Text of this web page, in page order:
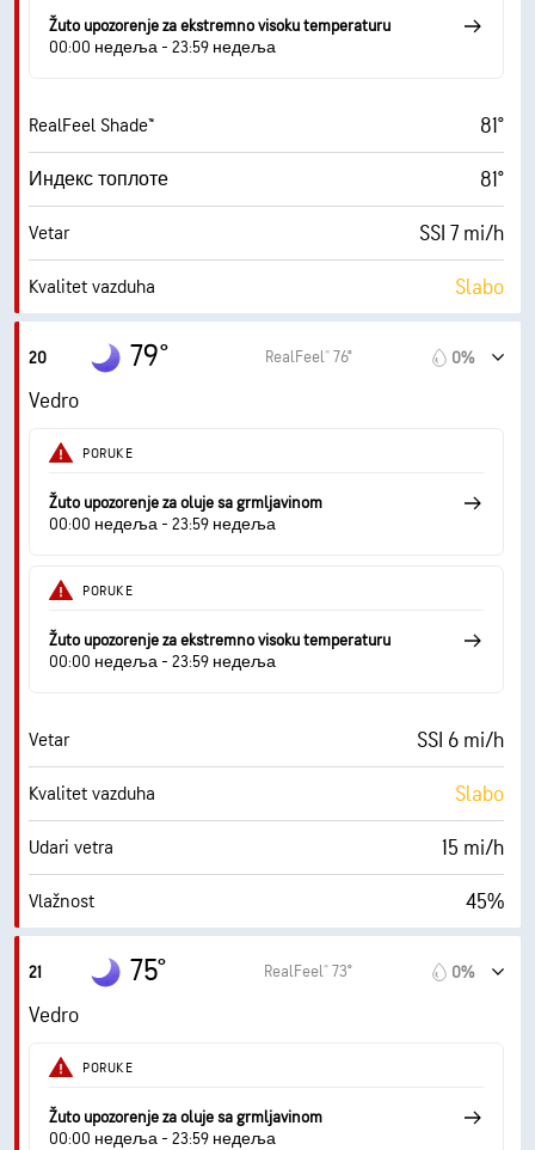
Žuto upozorenje za ekstremno visoku temperaturu
00:00 недеља - 23:59 недеља
RealFeel Shade™ 81°
Индекс топлоте 81°
Vetar SSI 7 mi/h
Kvalitet vazduha Slabo
Maksimalni indeks UV zračenja
Udari vetra
Vlažnost
Tačka rose 55° F
Vidljivost
20 79° RealFeel® 76° 0%
Vedro
PORUKE
Žuto upozorenje za oluje sa grmljavinom
00:00 недеља - 23:59 недеља
PORUKE
Žuto upozorenje za ekstremno visoku temperaturu
00:00 недеља - 23:59 недеља
Vetar SSI 6 mi/h
Kvalitet vazduha Slabo
Udari vetra 15 mi/h
Vlažnost 45%
Tačka rose
AccuLumen Brightness Index™
Oblačno
Vidljivost 10 mi
21 75° RealFeel® 73° 0%
Vedro
PORUKE
Žuto upozorenje za oluje sa grmljavinom
00:00 недеља - 23:59 недеља